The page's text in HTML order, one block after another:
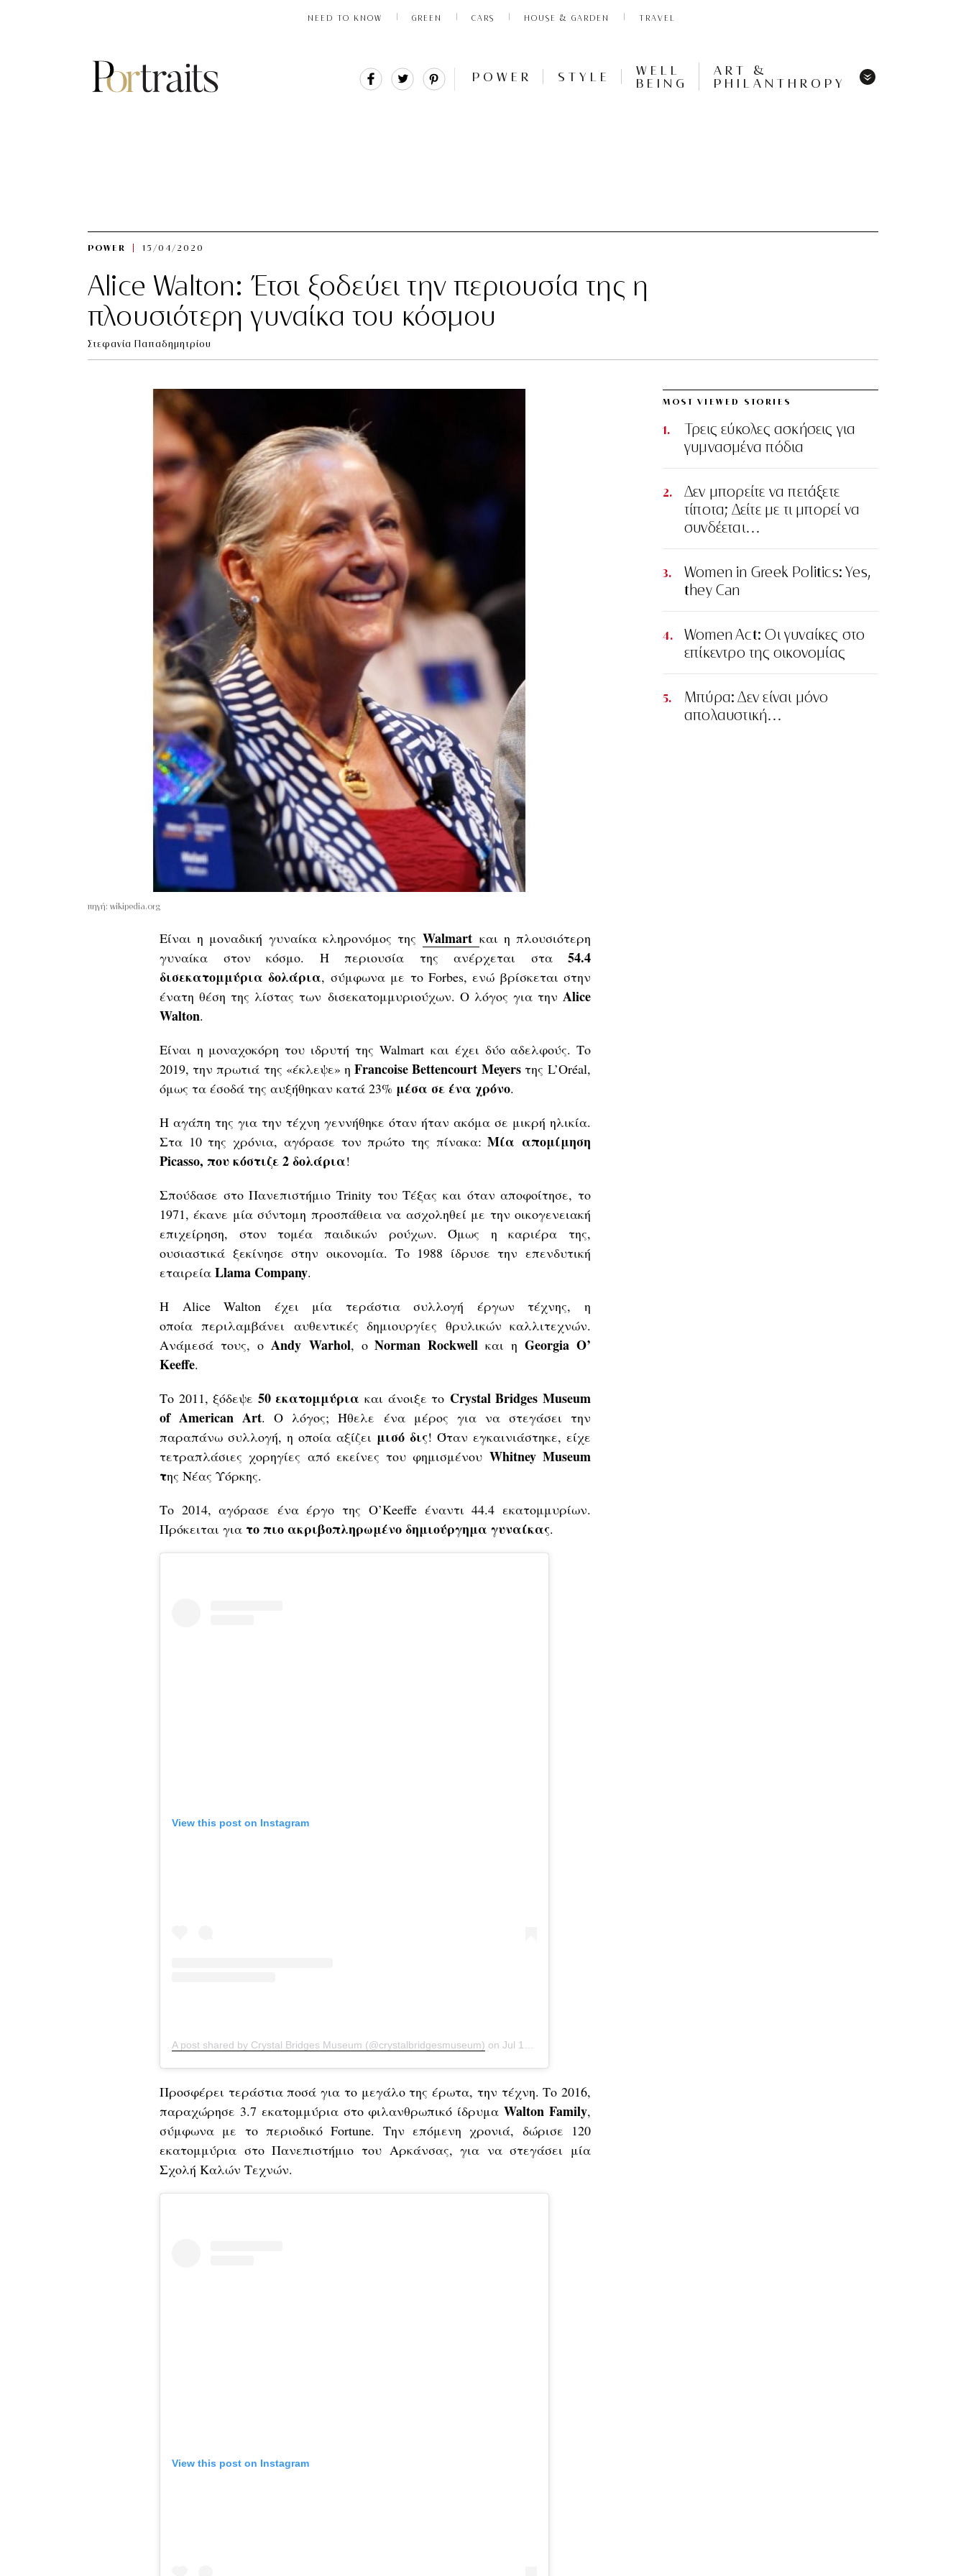
NEED TO KNOW GREEN CARS HOUSE & GARDEN TRAVEL
Share Tweet POWER STYLE
WELL
BEING
ART &
PHILANTHROPY
POWER 15/04/2020
Alice Walton: Έτσι ξοδεύει την περιουσία της η
πλουσιότερη γυναίκα του κόσμου
Στεφανία Παπαδημητρίου
πηγή: wikipedia.org
Είναι η μοναδική γυναίκα κληρονόμος τηςWalmart και η πλουσιότερη
γυναίκα στον κόσμο. Η περιουσία της ανέρχεται στα 54.4
δισεκατομμύρια δολάρια, σύμφωνα με το Forbes, ενώ βρίσκεται στην
ένατη θέση της λίστας των δισεκατομμυριούχων. Ο λόγος για την Alice
Walton.
Είναι η μοναχοκόρη του ιδρυτή τηςWalmart και έχει δύο αδελφούς. Το
2019, την πρωτιά της «έκλεψε» ηFrancoise Bettencourt MeyersτηςL’Oréal,
όμως τα έσοδά της αυξήθηκαν κατά 23% μέσα σε ένα χρόνο.
Η αγάπη της για την τέχνη γεννήθηκε όταν ήταν ακόμα σε μικρή ηλικία.
Στα 10 της χρόνια, αγόρασε τον πρώτο της πίνακα:Μίααπομίμηση
Picasso, που κόστιζε 2 δολάρια!
Σπούδασε στο Πανεπιστήμιο Trinity του Τέξας και όταν αποφοίτησε, το
1971, έκανε μία σύντομη προσπάθεια να ασχοληθεί με την οικογενειακή
επιχείρηση, στον τομέα παιδικών ρούχων. Όμως η καριέρα της,
ουσιαστικά ξεκίνησε στην οικονομία. Το 1988 ίδρυσε την επενδυτική
εταιρεία Llama Company.
Η Alice Walton έχει μία τεράστια συλλογή έργων τέχνης, η
οποίαπεριλαμβάνει αυθεντικές δημιουργίες θρυλικών καλλιτεχνών.
Ανάμεσά τους, ο Andy Warhol, oNorman Rockwell και η Georgia O’
Keeffe.
Το 2011, ξόδεψε 50 εκατομμύρια και άνοιξε το CrystalBridges Museum
of American Art. Ο λόγος; Ήθελε ένα μέρος για να στεγάσει την
παραπάνω συλλογή, η οποία αξίζει μισό δις! Όταν εγκαινιάστηκε, είχε
τετραπλάσιες χορηγίες από εκείνες του φημισμένου Whitney Museum
της Νέας Υόρκης.
Το 2014, αγόρασε ένα έργο τηςO’Keeffe έναντι 44.4 εκατομμυρίων.
Πρόκειται για το πιο ακριβοπληρωμένο δημιούργημα γυναίκας.
View this post on Instagram
A post shared by Crystal Bridges Museum (@crystalbridgesmuseum) on Jul 10, 2019 at 10:03am PDT
Προσφέρει τεράστια ποσά για το μεγάλο της έρωτα, την τέχνη. Το 2016,
παραχώρησε 3.7 εκατομμύρια στo φιλανθρωπικό ίδρυμα Walton Family,
σύμφωνα με το περιοδικό Fortune. Την επόμενη χρονιά, δώρισε 120
εκατομμύρια στο Πανεπιστήμιο του Αρκάνσας, για να στεγάσει μία
Σχολή Καλών Τεχνών.
View this post on Instagram
MOST VIEWED STORIES
Τρεις εύκολες ασκήσεις για
γυμνασμένα πόδια
Δεν μπορείτε να πετάξετε
τίποτα; Δείτε με τι μπορεί να
συνδέεται…
Women in Greek Politics: Yes,
they Can
Women Act: Οι γυναίκες στο
επίκεντρο της οικονομίας
Μπύρα: Δεν είναι μόνο
απολαυστική…